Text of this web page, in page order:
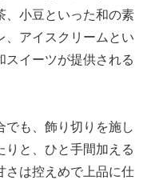
、小豆といった和の素
、アイスクリームとい
スイーツが提供される
でも、飾り切りを施し
りと、ひと手間加える
さは控えめで上品に仕